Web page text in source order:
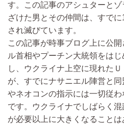
す。この記事のアシュターと
ざけた男とその仲間は、すで
され滅びています。
この記事が時事ブログ上に公
ル首相やプーチン大統領をは
し、ウクライナ上空に現れた
が、すでにナサニエル陣営と
やネオコンの指示には一切従
です。ウクライナでしばらく
が必要以上に大きくなること